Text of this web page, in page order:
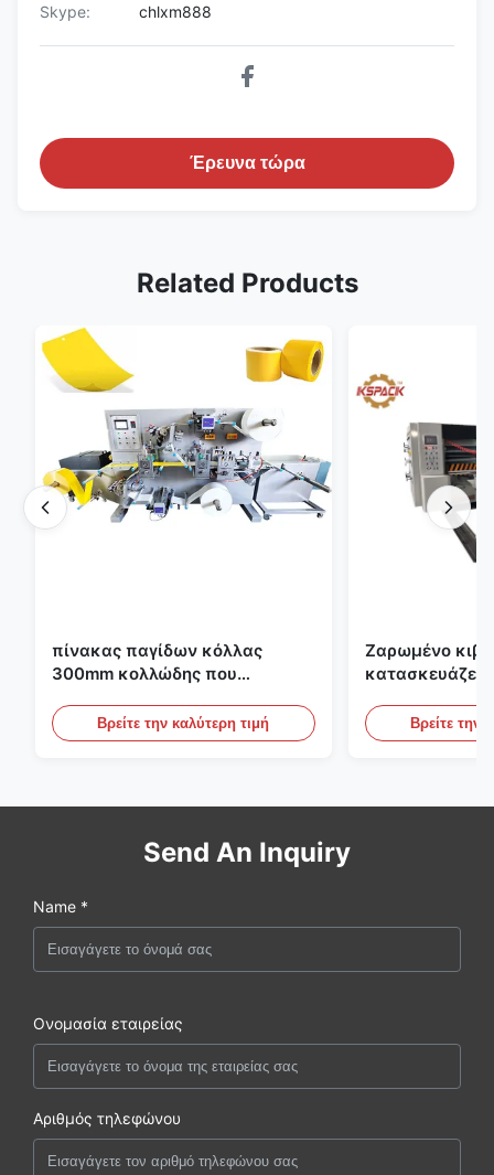
Skype:
chlxm888
Έρευνα τώρα
Related Products
πίνακας παγίδων κόλλας
300mm κολλώδης που
γεωργίαΒρείτε την καλύτερη τιμή
Ζαρωμένο
κατασκευάζει
το ζαρωμένο
Βρείτε την
Send An Inquiry
Name *
Ονομασία εταιρείας
Αριθμός τηλεφώνου